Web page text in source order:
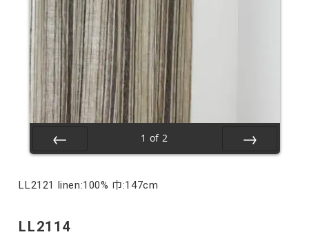
1 of 2
LL2121 linen:100% 巾:147cm
LL2114